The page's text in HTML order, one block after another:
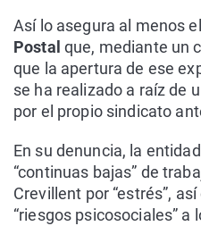
Así lo asegura al menos el
Postal que, mediante un
que la apertura de ese
se ha realizado a raíz de
por el propio sindicato
En su denuncia, la
“continuas bajas” de
Crevillent por “estrés”,
“riesgos psicosociales” a